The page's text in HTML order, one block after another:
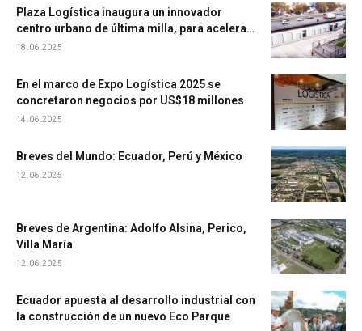
Plaza Logística inaugura un innovador
centro urbano de última milla, para acelerar
entregas y acercarse al consumidor
18.06.2025
En el marco de Expo Logística 2025 se
concretaron negocios por US$18 millones
14.06.2025
Breves del Mundo: Ecuador, Perú y México
12.06.2025
Breves de Argentina: Adolfo Alsina, Perico,
Villa María
12.06.2025
Ecuador apuesta al desarrollo industrial con
la construcción de un nuevo Eco Parque